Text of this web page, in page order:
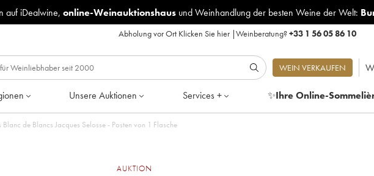
auf iDealwine, online-Weinauktionshausund Weinhandlung der besten Weine der Welt:
Abholung vor Ort Klicken Sie hier|Weinberatung?+33 1 56 05 86 10
WEIN VERKAUFEN
Unsere Auktionen Services + ✨Ihre Online-
Blanc de Blancs Jacques Selosse - Posten von 1 Flasche
AUKTION